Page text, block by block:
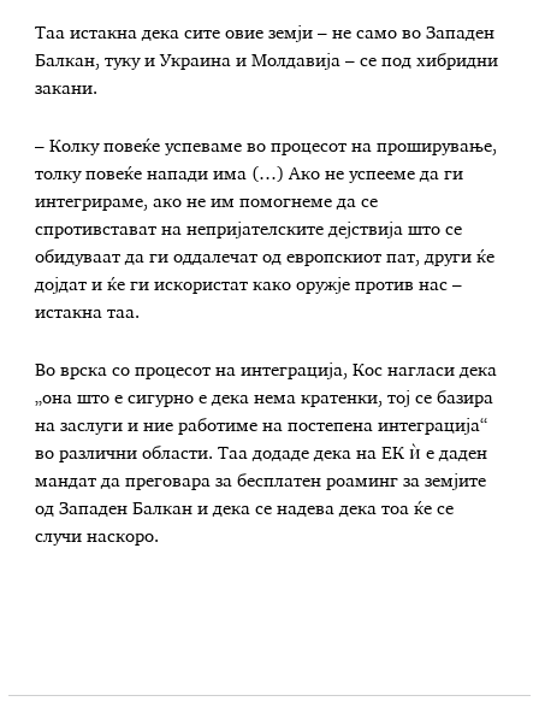
Таа истакна дека сите овие земји – не само во Западен
Балкан, туку и Украина и Молдавија – се под хибридни
закани.
– Колку повеќе успеваме во процесот на проширување,
толку повеќе напади има (…) Ако не успееме да ги
интегрираме, ако не им помогнеме да се
спротивстават на непријателските дејствија што се
обидуваат да ги оддалечат од европскиот пат, други ќе
дојдат и ќе ги искористат како оружје против нас –
истакна таа.
Во врска со процесот на интеграција, Кос нагласи дека
„она што е сигурно е дека нема кратенки, тој се базира
на заслуги и ние работиме на постепена интеграција“
во различни области. Таа додаде дека на ЕК ѝ е даден
мандат да преговара за бесплатен роаминг за земјите
од Западен Балкан и дека се надева дека тоа ќе се
случи наскоро.